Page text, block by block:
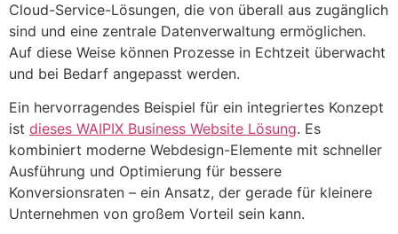
Cloud-Service-Lösungen, die von überall aus zugänglich
sind und eine zentrale Datenverwaltung ermöglichen.
Auf diese Weise können Prozesse in Echtzeit überwacht
und bei Bedarf angepasst werden.
Ein hervorragendes Beispiel für ein integriertes Konzept
ist dieses WAIPIX Business Website Lösung. Es
kombiniert moderne Webdesign-Elemente mit schneller
Ausführung und Optimierung für bessere
Konversionsraten – ein Ansatz, der gerade für kleinere
Unternehmen von großem Vorteil sein kann.